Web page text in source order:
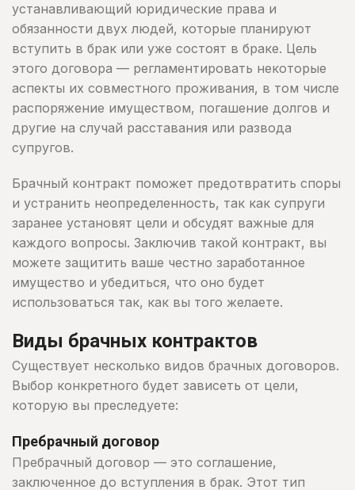
устанавливающий юридические права и
обязанности двух людей, которые планируют
вступить в брак или уже состоят в браке. Цель
этого договора — регламентировать некоторые
аспекты их совместного проживания, в том числе
распоряжение имуществом, погашение долгов и
другие на случай расставания или развода
супругов.
Брачный контракт поможет предотвратить споры
и устранить неопределенность, так как супруги
заранее установят цели и обсудят важные для
каждого вопросы. Заключив такой контракт, вы
можете защитить ваше честно заработанное
имущество и убедиться, что оно будет
использоваться так, как вы того желаете.
Виды брачных контрактов
Существует несколько видов брачных договоров.
Выбор конкретного будет зависеть от цели,
которую вы преследуете:
Пребрачный договор
Пребрачный договор — это соглашение,
заключенное до вступления в брак. Этот тип